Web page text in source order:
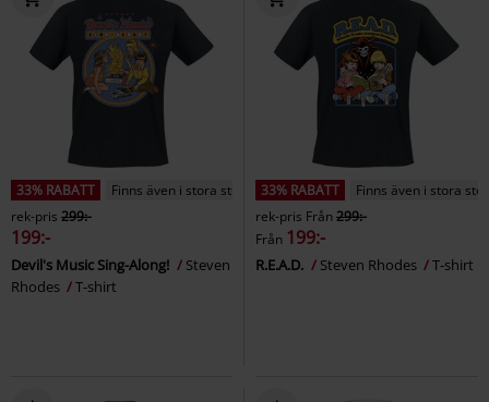
33% RABATT
Finns även i stora storlekar
rek-pris 299:-
199:-
Devil's Music Sing-Along!
Steven
Rhodes
T-shirt
33% RABATT
Finns även i stora
rek-pris Från299:-
Från 199:-
R.E.A.D. Steven Rhodes T-shirt